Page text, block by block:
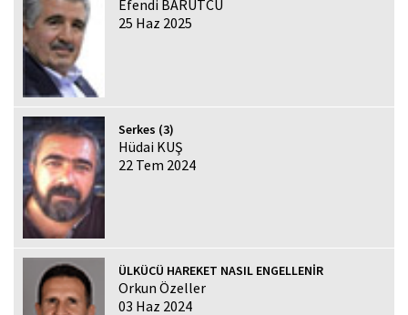
Efendi BARUTCU
25 Haz 2025
Serkes (3)
Hüdai KUŞ
22 Tem 2024
ÜLKÜCÜ HAREKET NASIL ENGELLENİR
Orkun Özeller
03 Haz 2024